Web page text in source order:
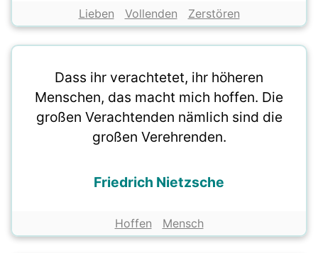
Lieben Vollenden Zerstören
Dass ihr verachtetet, ihr höheren
Menschen, das macht mich hoffen. Die
großen Verachtenden nämlich sind die
großen Verehrenden.
Friedrich Nietzsche
Hoffen Mensch